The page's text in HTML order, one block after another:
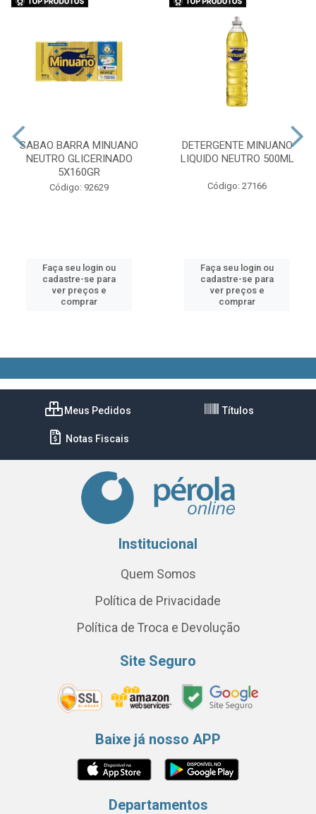
SABAO BARRA MINUANO
NEUTRO GLICERINADO
5X160GR
Código: 92629
Faça seu login ou
cadastre-se para
ver preços e
comprar
DETERGENTE MINUANO
LIQUIDO NEUTRO 500ML
Código: 27166
Faça seu login ou
cadastre-se para
ver preços e
comprar
Meus Pedidos Títulos
Notas Fiscais
Institucional
Quem Somos
Política de Privacidade
Política de Troca e Devolução
Site Seguro
Baixe já nosso APP
Departamentos